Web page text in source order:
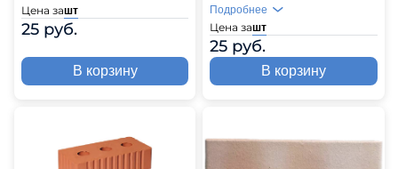
Цена зашт
25 руб.
В корзину
Цена зашт
25 руб.
Подробнее
В корзину